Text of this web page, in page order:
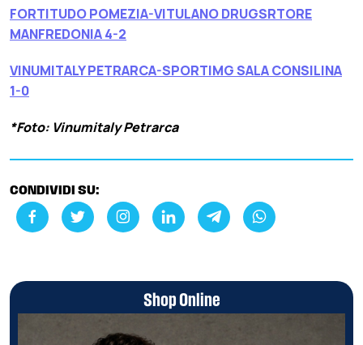
FORTITUDO POMEZIA-VITULANO DRUGSRTORE
MANFREDONIA 4-2
VINUMITALY PETRARCA-SPORTIMG SALA CONSILINA
1-0
*Foto: Vinumitaly Petrarca
CONDIVIDI SU:
Shop Online